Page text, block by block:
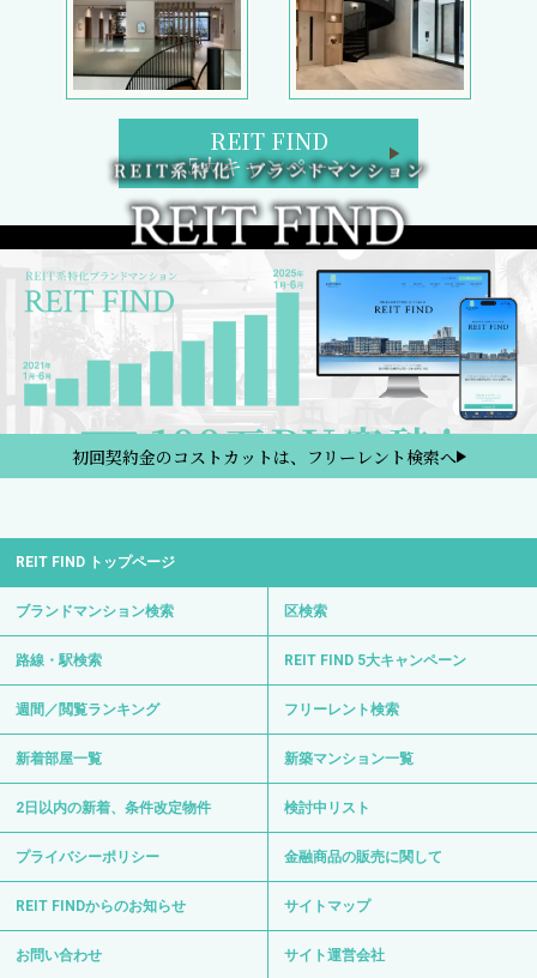
REIT FIND
5大キャンペーン
初回契約金のコストカットは、フリーレント検索へ
REIT FIND トップページ
ブランドマンション検索 区検索
路線・駅検索 REIT FIND 5大キャンペーン
週間／閲覧ランキング フリーレント検索
新着部屋一覧 新築マンション一覧
2日以内の新着、条件改定物件 検討中リスト
プライバシーポリシー 金融商品の販売に関して
REIT FINDからのお知らせ サイトマップ
お問い合わせ サイト運営会社